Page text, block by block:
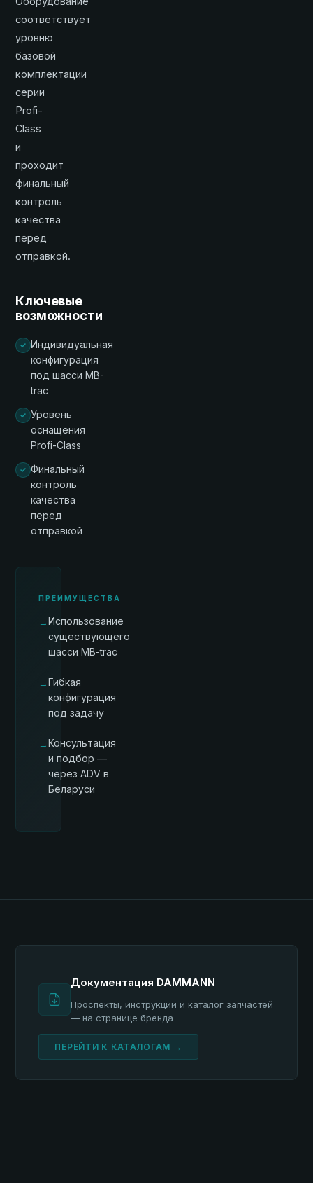
соответствует
уровню
базовой
комплектации
серии
Profi-
Class
и
проходит
финальный
контроль
качества
перед
отправкой.
Ключевые
возможности
Индивидуальная
конфигурация
под шасси MB-
trac
Уровень
оснащения
Profi-Class
Финальный
контроль
качества
перед
отправкой
ПРЕИМУЩЕСТВА
→Использование
существующего
шасси MB-trac
→Гибкая
конфигурация
под задачу
→Консультация
и подбор —
через ADV в
Беларуси
Документация DAMMANN
Проспекты, инструкции и каталог запчастей
— на странице бренда
ПЕРЕЙТИ К КАТАЛОГАМ →